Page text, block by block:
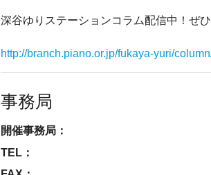
深谷ゆりステーションコラム配信中！ぜひ
http://branch.piano.or.jp/fukaya-yuri/
事務局
開催事務局：
TEL：